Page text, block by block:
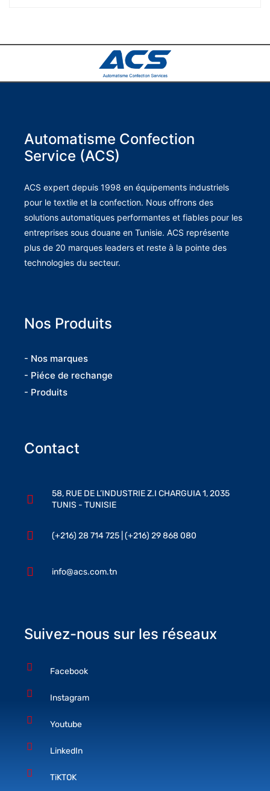
Automatisme Confection
Service (ACS)
ACS expert depuis 1998 en équipements industriels
pour le textile et la confection. Nous offrons des
solutions automatiques performantes et fiables pour les
entreprises sous douane en Tunisie. ACS représente
plus de 20 marques leaders et reste à la pointe des
technologies du secteur.
Nos Produits
- Nos marques
- Piéce de rechange
- Produits
Contact
58, RUE DE L’INDUSTRIE Z.I CHARGUIA 1, 2035
TUNIS - TUNISIE
(+216) 28 714 725 | (+216) 29 868 080
info@acs.com.tn
Suivez-nous sur les réseaux
Facebook
Instagram
Youtube
LinkedIn
TiKTOK